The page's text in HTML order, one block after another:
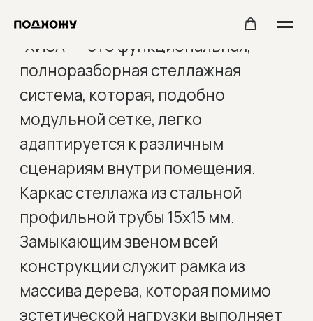
"ХИЗА" — это функциональная,
полноразборная стеллажная
система, которая, подобно
модульной сетке, легко
адаптируется к различным
сценариям внутри помещения.
Каркас стеллажа из стальной
профильной трубы 15х15 мм.
Замыкающим звеном всей
конструкции служит рамка из
массива дерева, которая помимо
эстетической нагрузки выполняет
роль связующего элемента для
всех деталей стеллажа. Полки
выполнены из шпонированной
фанеры. Деревянная рамка, полки и
каркас могут быть окрашены